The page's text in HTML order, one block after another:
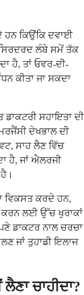
ਹਨ ਕਿਉਂਕਿ ਦਵਾਈ
ਸਿਰਦਰਦ ਲੰਬੇ ਸਮੇਂ ਤੱਕ
ਹੈ, ਤਾਂ ਓਵਰ-ਦੀ-
ਕੀਤਾ ਜਾ ਸਕਦਾ
ਸਹਾਇਤਾ ਦੀ
ਦੇਖਭਾਲ ਦੀ
ਸਾਹ ਲੈਣ ਵਿੱਚ
ਹੈ, ਜਾਂ ਐਲਰਜੀ
ਵਿਕਸਤ ਕਰਦੇ ਹਨ,
ਕਰਨ ਲਈ ਉੱਚ ਖੁਰਾਕਾਂ
ਡਾਕਟਰ ਨਾਲ ਚਰਚਾ
ਜਾਂ ਤੁਹਾਡੀ ਇਲਾਜ
ਚਾਹੀਦਾ?